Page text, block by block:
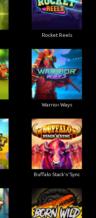
Rocket Reels
Warrior Ways
Buffalo Stack'n'Sync